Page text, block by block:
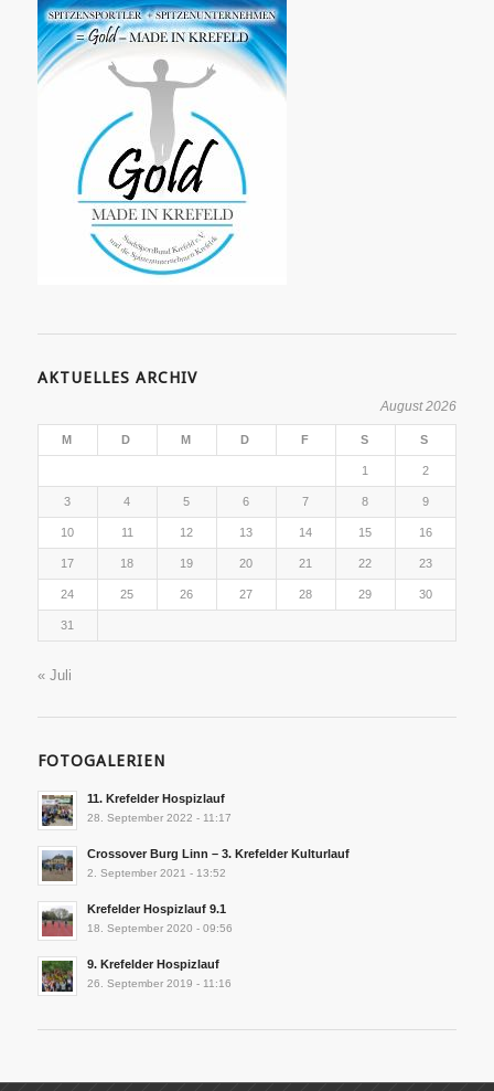
AKTUELLES ARCHIV
August 2026
M D M D F S S
1 2
3 4 5 6 7 8 9
10 11 12 13 14 15 16
17 18 19 20 21 22 23
24 25 26 27 28 29 30
31
« Juli
FOTOGALERIEN
11. Krefelder Hospizlauf
28. September 2022 - 11:17
Crossover Burg Linn – 3. Krefelder Kulturlauf
2. September 2021 - 13:52
Krefelder Hospizlauf 9.1
18. September 2020 - 09:56
9. Krefelder Hospizlauf
26. September 2019 - 11:16